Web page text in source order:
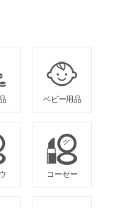
ベビー用品
コーセー